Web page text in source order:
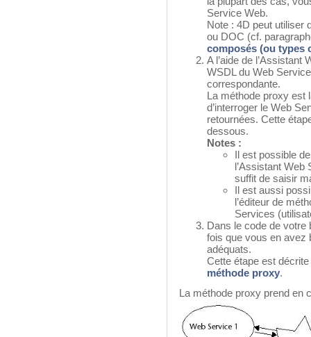
Service Web.
Note : 4D peut utiliser
ou DOC (cf.
composés (ou types
A l’aide de
WSDL du Web
correspondante.
La méthode proxy est
d’interroger le Web
retournées. Cette
dessous.
Notes :
Il est possible
l’Assistant Web
suffit de saisir
Il est aussi
l’éditeur de
Services
Dans le code de votre
fois que vous en avez
adéquats.
Cette étape est
méthode proxy.
La méthode proxy prend en